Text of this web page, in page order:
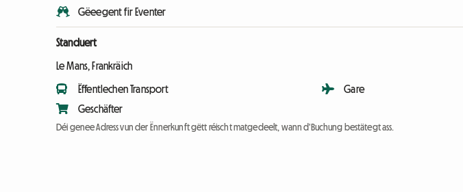
Gëeegent fir Eventer
Standuert
Le Mans, Frankräich
Ëffentlechen Transport
Geschäfter
Gare
Déi genee Adress vun der Ënnerkunft gëtt réischt matgedeelt, wann d'Buchung bestätegt ass.